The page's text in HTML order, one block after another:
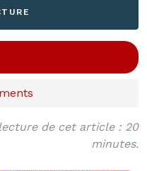
de cet article : 20
minutes.